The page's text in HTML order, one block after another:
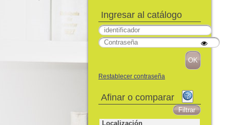
Ingresar al catálogo
Restablecer contraseña
Afinar o comparar
Localización